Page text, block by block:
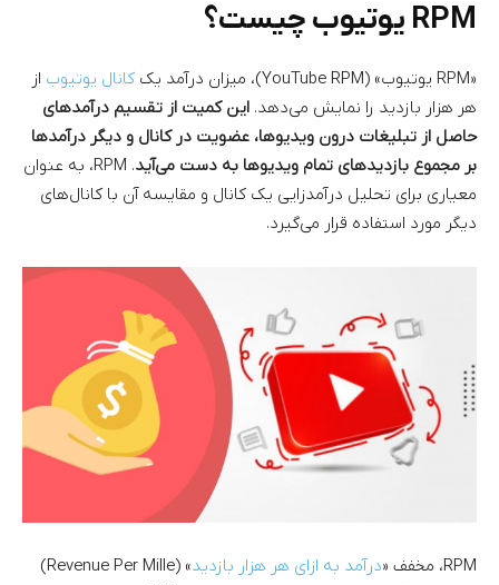
RPM یوتیوب چیست؟
«RPM یوتیوب» (YouTube RPM)، میزان درآمد یک کانال یوتیوب از
هر هزار بازدید را نمایش می‌دهد. این کمیت از تقسیم درآمدهای
حاصل از تبلیغات درون ویدیوها، عضویت در کانال و دیگر درآمدها
بر مجموع بازدیدهای تمام ویدیوها به دست می‌آید
. RPM، به عنوان
معیاری برای تحلیل درآمدزایی یک کانال و مقایسه آن با کانال‌های
دیگر مورد استفاده قرار می‌گیرد.
RPM، مخفف « درآمد به ازای هر هزار بازدید
» (Revenue Per Mille)